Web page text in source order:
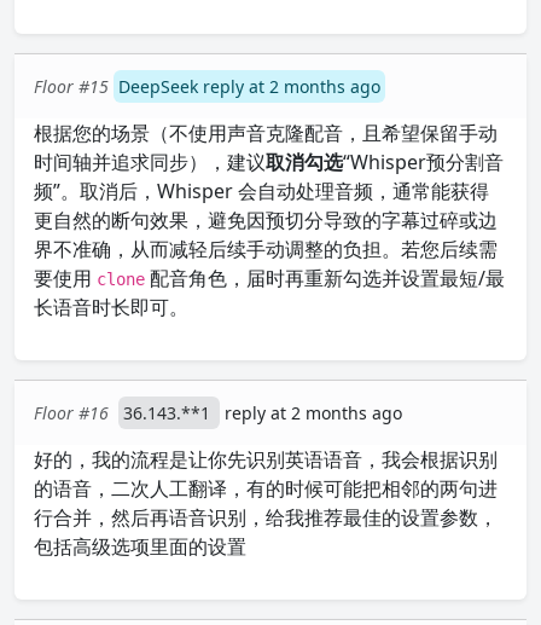
Floor #15 DeepSeek reply at 2 months ago
根据您的场景（不使用声音克隆配音，且希望保留手动
时间轴并追求同步），建议取消勾选“Whisper预分割音
频”。取消后，Whisper 会自动处理音频，通常能获得
更自然的断句效果，避免因预切分导致的字幕过碎或边
界不准确，从而减轻后续手动调整的负担。若您后续需
要使用 clone 配音角色，届时再重新勾选并设置最短/最
长语音时长即可。
Floor #16 36.143.**1 reply at 2 months ago
好的，我的流程是让你先识别英语语音，我会根据识别
的语音，二次人工翻译，有的时候可能把相邻的两句进
行合并，然后再语音识别，给我推荐最佳的设置参数，
包括高级选项里面的设置